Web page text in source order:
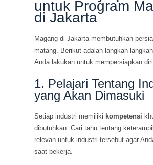
untuk Program
di Jakarta
Magang di Jakarta membutuhkan
matang. Berikut adalah langkah-
Anda lakukan untuk mempersiapkan
1. Pelajari Tentang
yang Akan Dimasuki
Setiap industri memiliki kompetensi
dibutuhkan. Cari tahu tentang
relevan untuk industri tersebut agar
saat bekerja.